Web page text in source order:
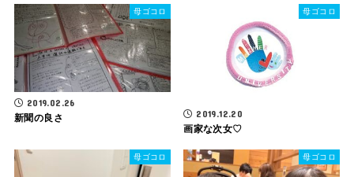
母ゴコロ
2019.02.26
新聞の良さ
母ゴコロ
2019.12.20
画家な次女♡
母ゴコロ 母ゴコロ